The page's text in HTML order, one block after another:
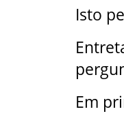
Isto
Em